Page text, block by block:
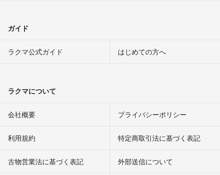
ガイド
ラクマ公式ガイド はじめての方へ
ラクマについて
会社概要 プライバシーポリシー
利用規約 特定商取引法に基づく表記
古物営業法に基づく表記 外部送信について